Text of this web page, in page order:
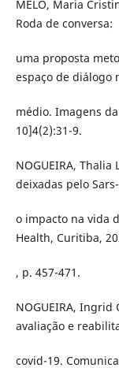
MELO, Maria
Roda de conversa:
uma proposta
espaço de diálogo
médio. Imagens
10]4(2):31-9.
NOGUEIRA,
deixadas pelo
o impacto na vida
Health, Curitiba,
, p. 457-471.
NOGUEIRA, Ingrid
avaliação e
covid-19.